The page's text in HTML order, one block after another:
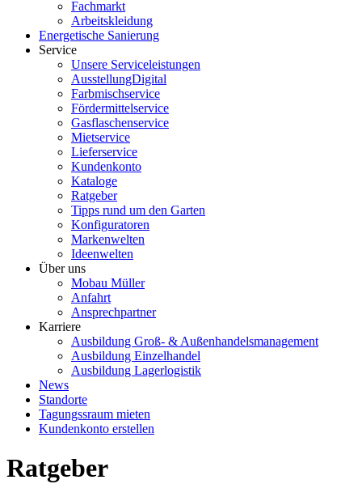
Fachmarkt
Arbeitskleidung
Energetische Sanierung
Service
Unsere Serviceleistungen
AusstellungDigital
Farbmischservice
Fördermittelservice
Gasflaschenservice
Mietservice
Lieferservice
Kundenkonto
Kataloge
Ratgeber
Tipps rund um den Garten
Konfiguratoren
Markenwelten
Ideenwelten
Über uns
Mobau Müller
Anfahrt
Ansprechpartner
Karriere
Ausbildung Groß- & Außenhandelsmanagement
Ausbildung Einzelhandel
Ausbildung Lagerlogistik
News
Standorte
Tagungssraum mieten
Kundenkonto erstellen
Ratgeber